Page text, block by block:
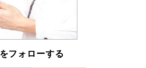
フォローする